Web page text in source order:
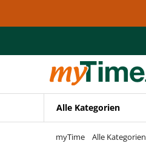
Zur Navigation springen
Alle Kategorien
myTime Alle Kategorien